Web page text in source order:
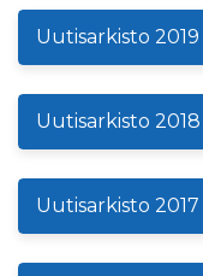
Uutisarkisto 2019
Uutisarkisto 2018
Uutisarkisto 2017